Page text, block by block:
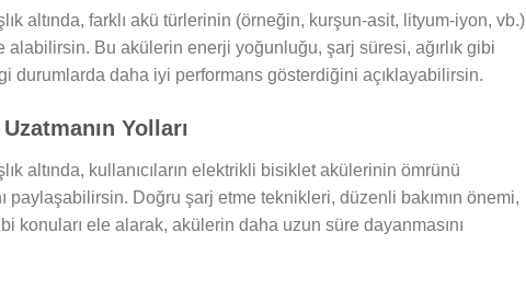
altında, farklı akü türlerinin (örneğin, kurşun-asit, lityum-iyon, vb.)
Bu akülerin enerji yoğunluğu, şarj süresi, ağırlık gibi
durumlarda daha iyi performans gösterdiğini açıklayabilirsin.
Yolları
altında, kullanıcıların elektrikli bisiklet akülerinin ömrünü
paylaşabilirsin. Doğru şarj etme teknikleri, düzenli bakımın önemi,
konuları ele alarak, akülerin daha uzun süre dayanmasını